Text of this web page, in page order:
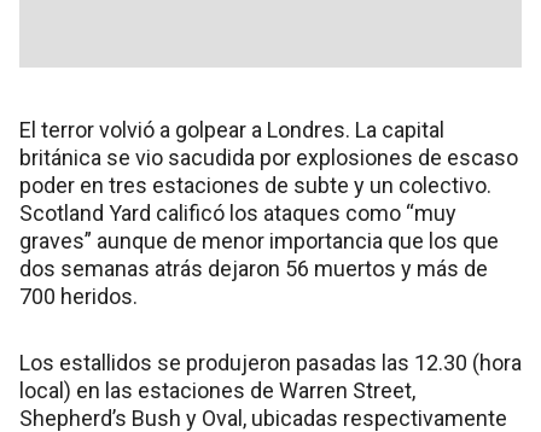
El terror volvió a golpear a Londres. La capital
británica se vio sacudida por explosiones de escaso
poder en tres estaciones de subte y un colectivo.
Scotland Yard calificó los ataques como “muy
graves” aunque de menor importancia que los que
dos semanas atrás dejaron 56 muertos y más de
700 heridos.
Los estallidos se produjeron pasadas las 12.30 (hora
local) en las estaciones de Warren Street,
Shepherd’s Bush y Oval, ubicadas respectivamente